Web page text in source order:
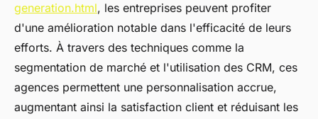
generation.html, les entreprises peuvent profiter
d'une amélioration notable dans l'efficacité de leurs
efforts. À travers des techniques comme la
segmentation de marché et l'utilisation des CRM, ces
agences permettent une personnalisation accrue,
augmentant ainsi la satisfaction client et réduisant les